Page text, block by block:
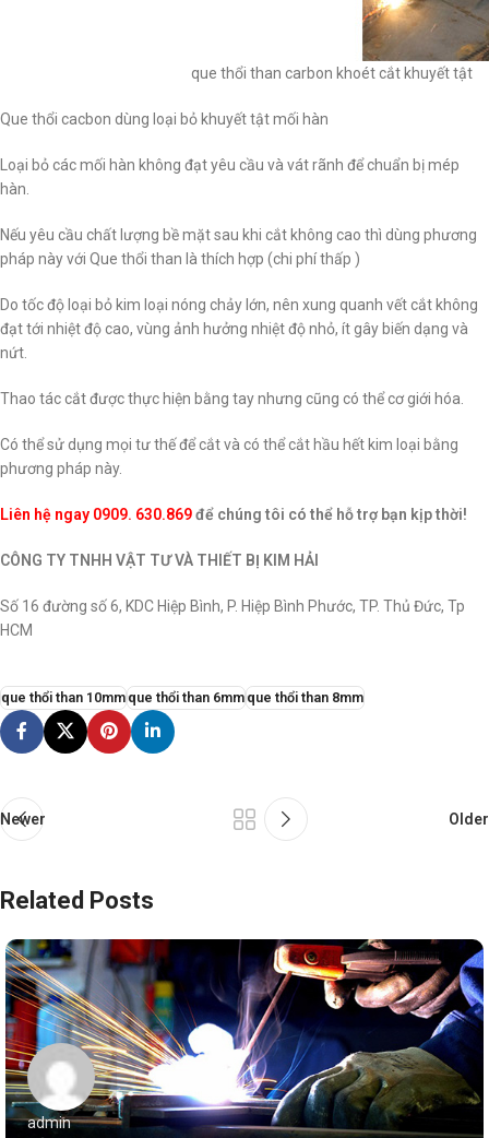
que thổi than carbon khoét cắt khuyết tật
Que thổi cacbon dùng loại bỏ khuyết tật mối hàn
Loại bỏ các mối hàn không đạt yêu cầu và vát rãnh để chuẩn bị mép
hàn.
Nếu yêu cầu chất lượng bề mặt sau khi cắt không cao thì dùng phương
pháp này với Que thổi than là thích hợp (chi phí thấp )
Do tốc độ loại bỏ kim loại nóng chảy lớn, nên xung quanh vết cắt không
đạt tới nhiệt độ cao, vùng ảnh hưởng nhiệt độ nhỏ, ít gây biến dạng và
nứt.
Thao tác cắt được thực hiện bằng tay nhưng cũng có thể cơ giới hóa.
Có thể sử dụng mọi tư thế để cắt và có thể cắt hầu hết kim loại bằng
phương pháp này.
Liên hệ ngay 0909. 630.869để chúng tôi có thể hỗ trợ bạn kịp thời!
CÔNG TY TNHH VẬT TƯ VÀ THIẾT BỊ KIM HẢI
Số 16 đường số 6, KDC Hiệp Bình, P. Hiệp Bình Phước, TP. Thủ Đức, Tp
HCM
que thổi than 10mmque thổi than 6mmque thổi than 8mm
Newer Older
Related Posts
admin